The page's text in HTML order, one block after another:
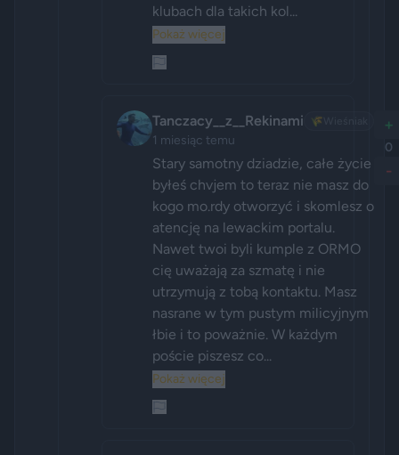
klubach dla takich kol...
Pokaż więcej
Tanczacy__z__Rekinami 🌾
1 miesiąc temu
Stary samotny dziadzie, całe życie
byłeś chvjem to teraz nie masz do
kogo mo.rdy otworzyć i skomlesz o
atencję na lewackim portalu.
Nawet twoi byli kumple z ORMO
cię uważają za szmatę i nie
utrzymują z tobą kontaktu. Masz
nasrane w tym pustym milicyjnym
łbie i to poważnie. W każdym
poście piszesz co...
Pokaż więcej
+
0
-